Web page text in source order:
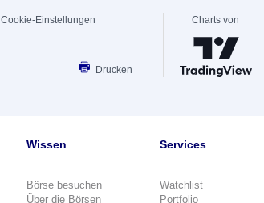
Cookie-Einstellungen
Drucken
Charts von
Wissen
Börse besuchen
Über die Börsen
Services
Watchlist
Portfolio